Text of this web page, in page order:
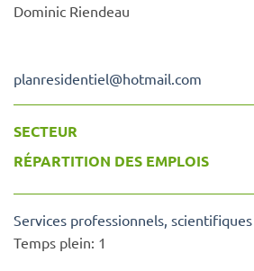
Dominic Riendeau
planresidentiel@hotmail.com
SECTEUR
RÉPARTITION DES EMPLOIS
Services professionnels,
Temps plein: 1